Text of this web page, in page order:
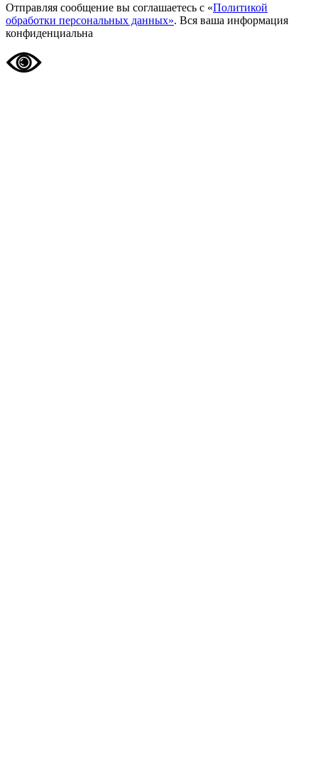
Отправляя сообщение вы соглашаетесь с «Политикой
обработки персональных данных». Вся ваша информация
конфиденциальна